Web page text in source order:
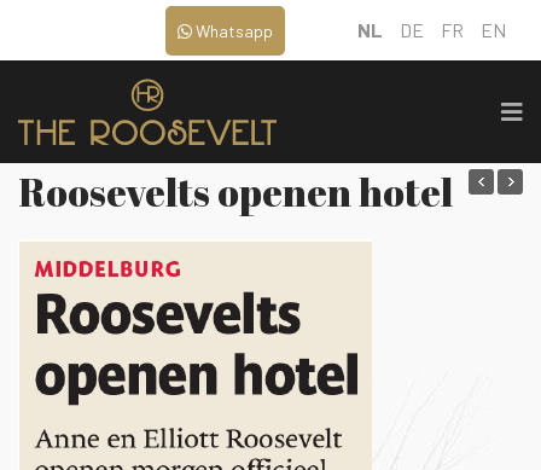
NL DE FR EN
Whatsapp
Roosevelts openen hotel